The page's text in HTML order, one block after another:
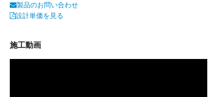
製品のお問い合わせ
設計単価を見る
施工動画